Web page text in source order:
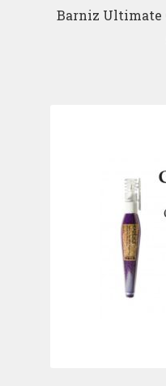
Barniz Ultimate